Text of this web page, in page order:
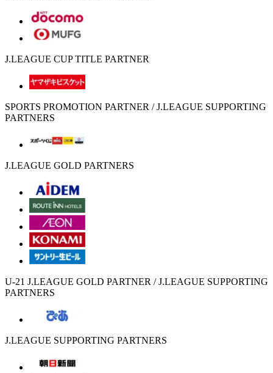
J.LEAGUE CUP TITLE PARTNER
SPORTS PROMOTION PARTNER / J.LEAGUE SUPPORTING
PARTNERS
J.LEAGUE GOLD PARTNERS
U-21 J.LEAGUE GOLD PARTNER / J.LEAGUE SUPPORTING
PARTNERS
J.LEAGUE SUPPORTING PARTNERS